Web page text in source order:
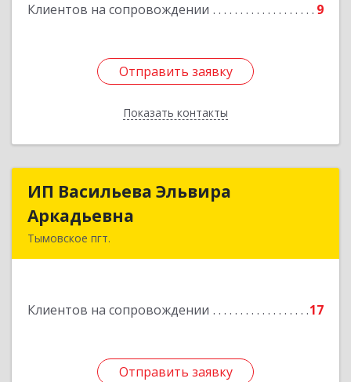
Клиентов на сопровождении 9
Отправить заявку
Показать контакты
Отправить заявку
Назад
ИП Васильева Эльвира
Аркадьевна
Тымовское пгт.
Клиентов на сопровождении 17
Отправить заявку
ИП Васильева Эльвира
Отправить заявку